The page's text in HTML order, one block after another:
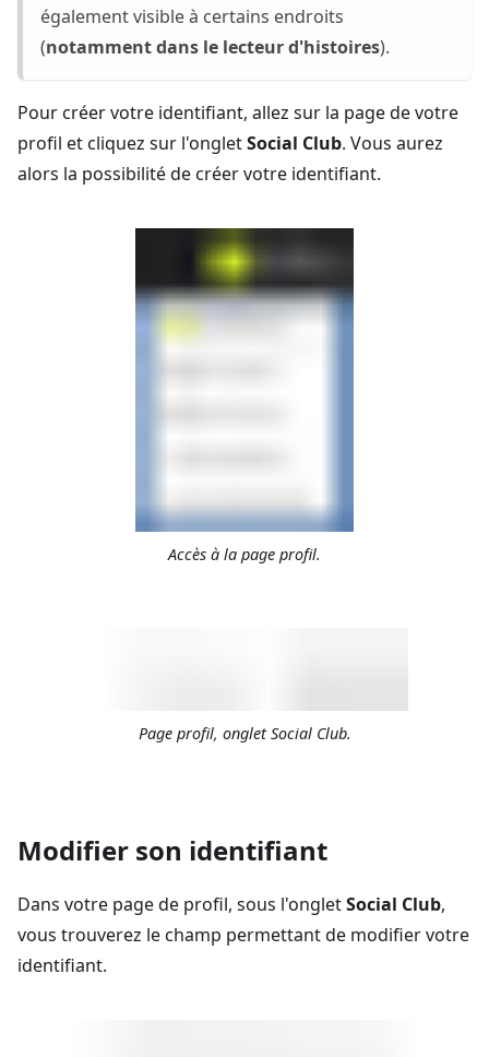
également visible à certains endroits
(notamment dans le lecteur d'histoires).
Pour créer votre identifiant, allez sur la page de votre
profil et cliquez sur l'ongletSocial Club. Vous aurez
alors la possibilité de créer votre identifiant.
Accès à la page profil.
Page profil, onglet Social Club.
Modifier son identifiant
Dans votre page de profil, sous l'ongletSocial Club,
vous trouverez le champ permettant de modifier votre
identifiant.